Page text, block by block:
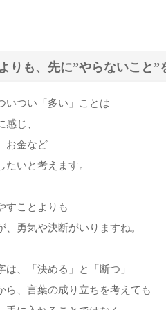
りも、先に”やらないこと”
いつい「多い」ことは
感じ、
お金など
たいと考えます。
すことよりも
、勇気や決断がいりますね。
は、「決める」と「断つ」
ら、言葉の成り立ちを考えても